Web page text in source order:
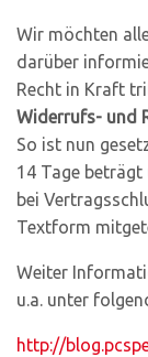
Wir möchten
darüber
Recht in Kraft
Widerrufs- und
So ist nun
14 Tage
bei
Textform
Weiter
u.a. unter
http://